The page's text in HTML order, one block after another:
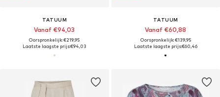
TATUUM
Vanaf €94,03
Oorspronkelijk: €219,95
Laatste laagste prijs:€94,03
TATUUM
Vanaf €60,88
Oorspronkelijk: €139,95
Laatste laagste prijs:€60,46